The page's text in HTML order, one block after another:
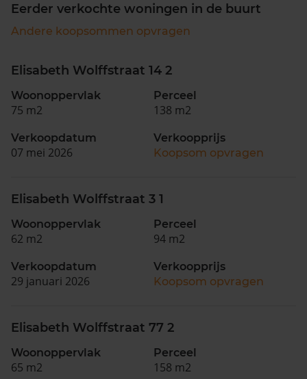
Eerder verkochte woningen in de buurt
Andere koopsommen opvragen
Elisabeth Wolffstraat 14 2
Woonoppervlak
75 m2
Perceel
138 m2
Verkoopdatum
07 mei 2026
Verkoopprijs
Koopsom opvragen
Elisabeth Wolffstraat 3 1
Woonoppervlak
62 m2
Perceel
94 m2
Verkoopdatum
29 januari 2026
Verkoopprijs
Koopsom opvragen
Elisabeth Wolffstraat 77 2
Woonoppervlak
65 m2
Perceel
158 m2